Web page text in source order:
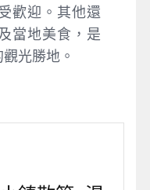
歡迎。其他還
當地美食，是
光勝地。